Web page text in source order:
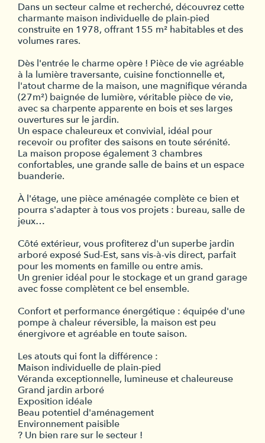
Dans un secteur calme et recherché, découvrez cette
charmante maison individuelle de plain-pied
construite en 1978, offrant 155 m² habitables et des
volumes rares.
Dès l'entrée le charme opère ! Pièce de vie agréable
à la lumière traversante, cuisine fonctionnelle et,
l'atout charme de la maison, une magnifique véranda
(27m²) baignée de lumière, véritable pièce de vie,
avec sa charpente apparente en bois et ses larges
ouvertures sur le jardin.
Un espace chaleureux et convivial, idéal pour
recevoir ou profiter des saisons en toute sérénité.
La maison propose également 3 chambres
confortables, une grande salle de bains et un espace
buanderie.
À l'étage, une pièce aménagée complète ce bien et
pourra s'adapter à tous vos projets : bureau, salle de
jeux…
Côté extérieur, vous profiterez d'un superbe jardin
arboré exposé Sud-Est, sans vis-à-vis direct, parfait
pour les moments en famille ou entre amis.
Un grenier idéal pour le stockage et un grand garage
avec fosse complètent ce bel ensemble.
Confort et performance énergétique : équipée d'une
pompe à chaleur réversible, la maison est peu
énergivore et agréable en toute saison.
Les atouts qui font la différence :
Maison individuelle de plain-pied
Véranda exceptionnelle, lumineuse et chaleureuse
Grand jardin arboré
Exposition idéale
Beau potentiel d'aménagement
Environnement paisible
? Un bien rare sur le secteur !